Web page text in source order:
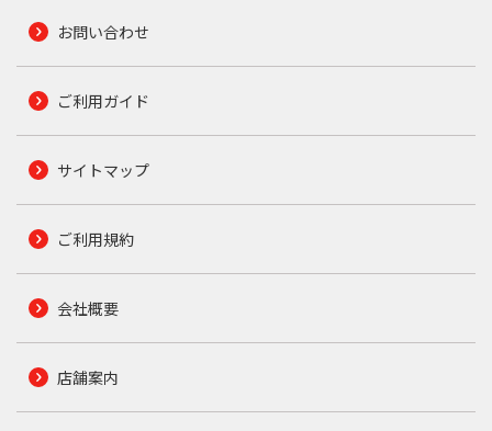
お問い合わせ
ご利用ガイド
サイトマップ
ご利用規約
会社概要
店舗案内